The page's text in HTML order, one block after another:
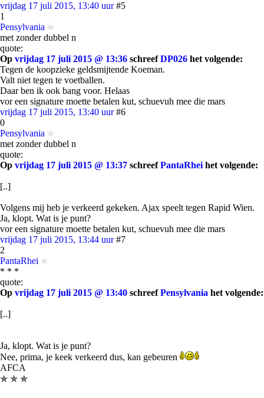
vrijdag 17 juli 2015, 13:40 uur #5
1
Pensylvania
met zonder dubbel n
quote:
Op vrijdag 17 juli 2015 @ 13:36 schreefDP026 het volgende:
Tegen de koopzieke geldsmijtende Koeman.
Valt niet tegen te voetballen.
Daar ben ik ook bang voor. Helaas
vor een signature moette betalen kut, schuevuh mee die mars
vrijdag 17 juli 2015, 13:40 uur #6
0
Pensylvania
met zonder dubbel n
quote:
Op vrijdag 17 juli 2015 @ 13:37 schreefPantaRhei het volgende:
[..]
Volgens mij heb je verkeerd gekeken. Ajax speelt tegen Rapid Wien.
Ja, klopt. Wat is je punt?
vor een signature moette betalen kut, schuevuh mee die mars
vrijdag 17 juli 2015, 13:44 uur #7
2
PantaRhei
* * *
quote:
Op vrijdag 17 juli 2015 @ 13:40 schreefPensylvania het volgende:
[..]
Ja, klopt. Wat is je punt?
Nee, prima, je keek verkeerd dus, kan gebeuren
AFCA
✯ ✯ ✯